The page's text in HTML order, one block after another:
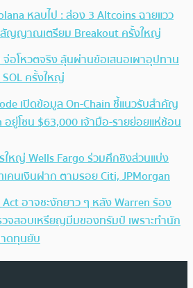
หลบไป : ส่อง 3 Altcoins ฉายแวว
ญญาณเตรียม Breakout ครั้งใหญ่
จ่อโหวตจริง ลุ้นผ่านข้อเสนอเผาอุปทาน
ครั้งใหญ่
เปิดข้อมูล On-Chain ชี้แนวรับสำคัญ
อยู่โซน $63,000 เจ้ามือ-รายย่อยแห่ช้อน
ใหญ่ Wells Fargo ร่วมศึกชิงส่วนแบ่ง
เคนเงินฝาก ตามรอย Citi, JPMorgan
อาจชะงักยาว ๆ หลัง Warren ร้อง
วจสอบเหรียญมีมของทรัมป์ เพราะทำนัก
ดทุนยับ